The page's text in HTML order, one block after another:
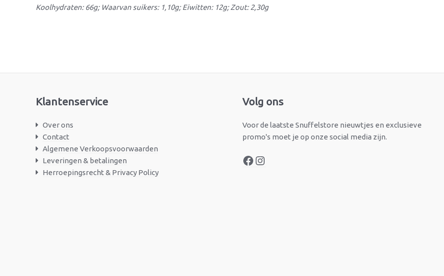
Koolhydraten: 66g; Waarvan suikers: 1,10g; Eiwitten: 12g; Zout: 2,30g
Klantenservice
Over ons
Contact
Algemene Verkoopsvoorwaarden
Leveringen & betalingen
Herroepingsrecht & Privacy Policy
Volg ons
Voor de laatste Snuffelstore nieuwtjes en exclusieve
promo's moet je op onze social media zijn.
Facebook
Instagram